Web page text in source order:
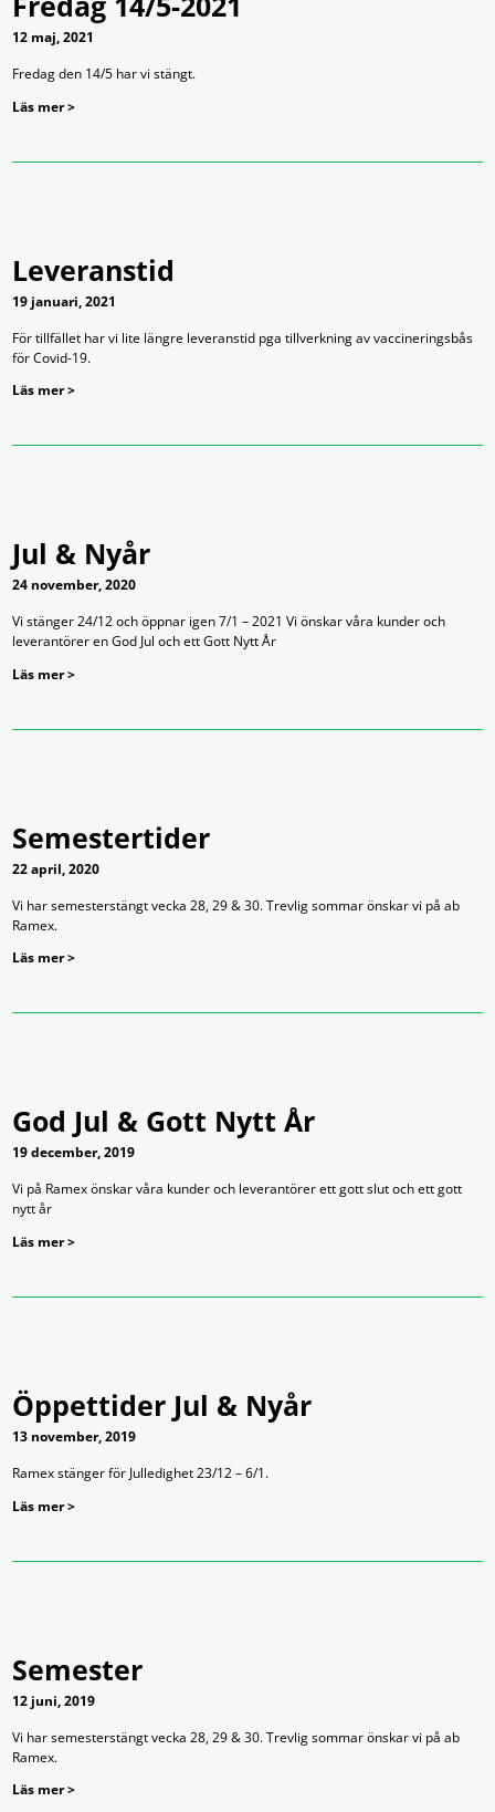
12 maj, 2021
Fredag den 14/5 har vi stängt.
Läs mer >
Leveranstid
19 januari, 2021
För tillfället har vi lite längre leveranstid pga tillverkning av vaccineringsbås
för Covid-19.
Läs mer >
Jul & Nyår
24 november, 2020
Vi stänger 24/12 och öppnar igen 7/1 – 2021 Vi önskar våra kunder och
leverantörer en God Jul och ett Gott Nytt År
Läs mer >
Semestertider
22 april, 2020
Vi har semesterstängt vecka 28, 29 & 30. Trevlig sommar önskar vi på ab
Ramex.
Läs mer >
God Jul & Gott Nytt År
19 december, 2019
Vi på Ramex önskar våra kunder och leverantörer ett gott slut och ett gott
nytt år
Läs mer >
Öppettider Jul & Nyår
13 november, 2019
Ramex stänger för Julledighet 23/12 – 6/1.
Läs mer >
Semester
12 juni, 2019
Vi har semesterstängt vecka 28, 29 & 30. Trevlig sommar önskar vi på ab
Ramex.
Läs mer >